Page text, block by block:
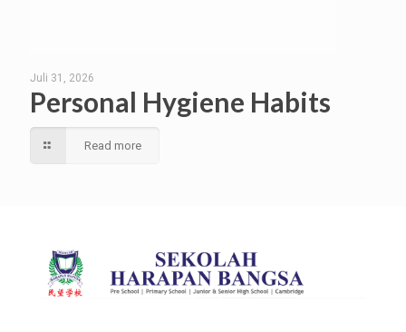
Juli 31, 2026
Personal Hygiene Habits
Read more